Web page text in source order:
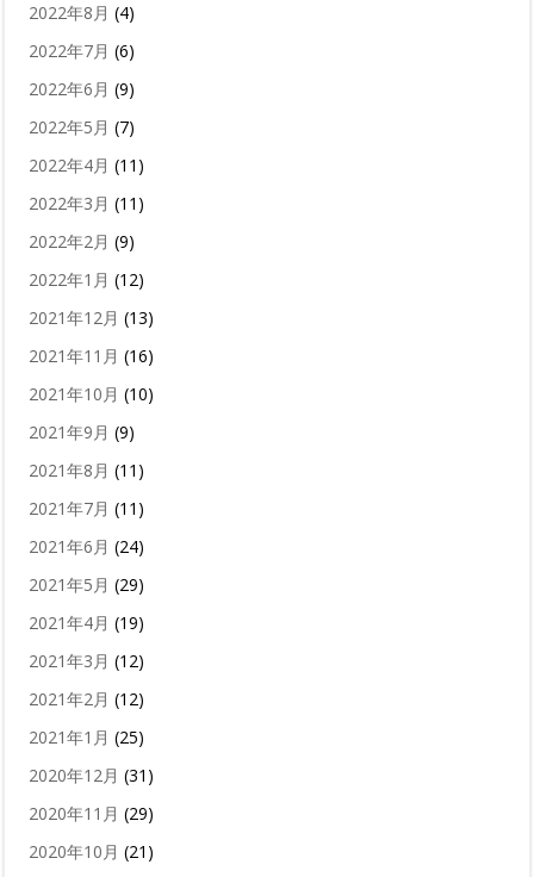
2022年8月 (4)
2022年7月 (6)
2022年6月 (9)
2022年5月 (7)
2022年4月 (11)
2022年3月 (11)
2022年2月 (9)
2022年1月 (12)
2021年12月 (13)
2021年11月 (16)
2021年10月 (10)
2021年9月 (9)
2021年8月 (11)
2021年7月 (11)
2021年6月 (24)
2021年5月 (29)
2021年4月 (19)
2021年3月 (12)
2021年2月 (12)
2021年1月 (25)
2020年12月 (31)
2020年11月 (29)
2020年10月 (21)